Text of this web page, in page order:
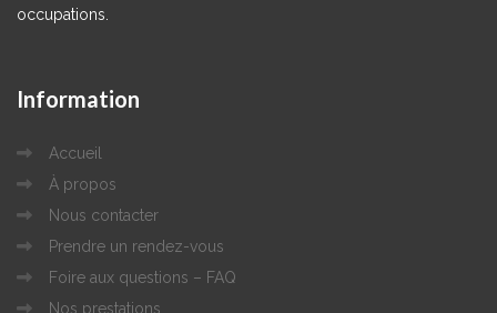
occupations.
Information
Accueil
À propos
Nous contacter
Prendre un rendez-vous
Foire aux questions – FAQ
Nos prestations